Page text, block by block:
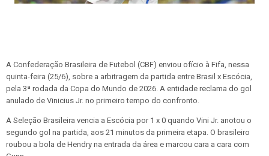
A Confederação Brasileira de Futebol (CBF) enviou ofício à Fifa, nessa
quinta-feira (25/6), sobre a arbitragem da partida entre Brasil x Escócia,
pela 3ª rodada da Copa do Mundo de 2026. A entidade reclama do gol
anulado de Vinicius Jr. no primeiro tempo do confronto.
A Seleção Brasileira vencia a Escócia por 1 x 0 quando Vini Jr. anotou o
segundo gol na partida, aos 21 minutos da primeira etapa. O brasileiro
roubou a bola de Hendry na entrada da área e marcou cara a cara com